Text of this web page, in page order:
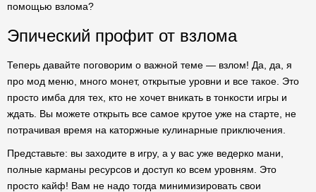
помощью взлома?
Эпический профит от взлома
Теперь давайте поговорим о важной теме — взлом! Да, да, я
про мод меню, много монет, открытые уровни и все такое. Это
просто имба для тех, кто не хочет вникать в тонкости игры и
ждать. Вы можете открыть все самое крутое уже на старте, не
потрачивая время на каторжные кулинарные приключения.
Представьте: вы заходите в игру, а у вас уже ведерко мани,
полные карманы ресурсов и доступ ко всем уровням. Это
просто кайф! Вам не надо тогда минимизировать свои